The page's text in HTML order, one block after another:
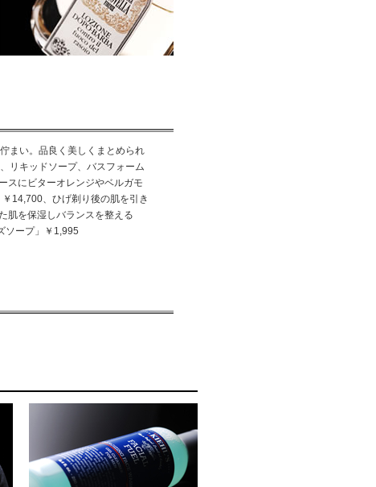
まい。品良く美しくまとめられ
リキッドソープ、バスフォーム
スにビターオレンジやベルガモ
14,700、ひげ剃り後の肌を引き
肌を保湿しバランスを整える
ソープ」￥1,995